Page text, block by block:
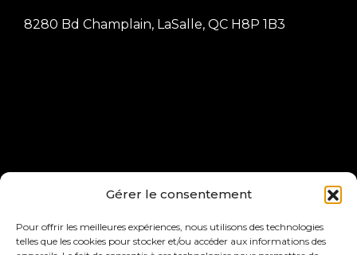
Gérer le consentement
Pour offrir les meilleures expériences, nous utilisons des technologies
telles que les cookies pour stocker et/ou accéder aux informations des
8280 Bd Champlain, LaSalle, QC H8P 1B3
Joelle Bitar, President of Joelle Bitar Inc, Licensed
Real Estate Broker at RE/MAX ACTION inc., real
estate agency Independent franchisee of RE/MAX
Québec inc.